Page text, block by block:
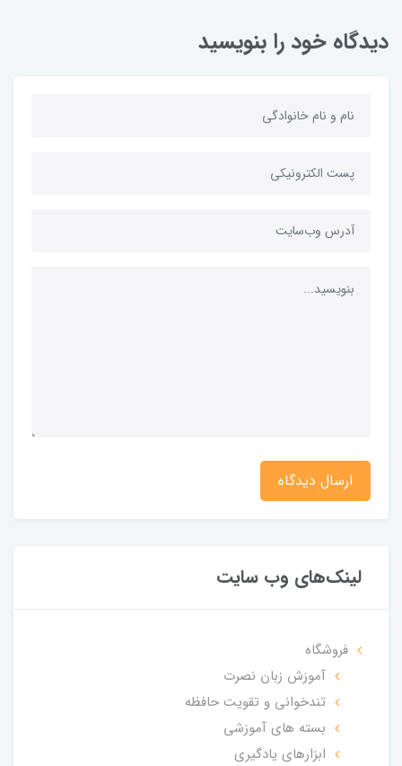
دیدگاه خود را بنویسید
ارسال دیدگاه
لینک‌های وب سایت
فروشگاه
آموزش زبان نصرت
تندخوانی و تقویت حافظه
بسته های آموزشی
ابزارهای یادگیری